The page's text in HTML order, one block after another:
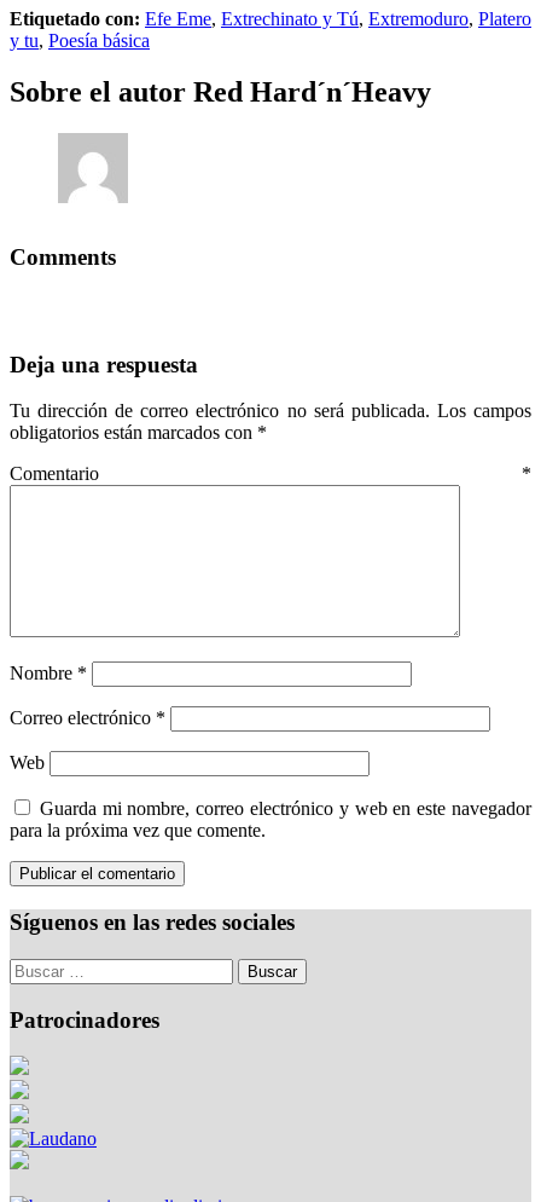
Etiquetado con: Efe Eme, Extrechinato y Tú, Extremoduro, Platero
y tu, Poesía básica
Sobre el autor Red Hard´n´Heavy
Comments
Deja una respuesta
Tu dirección de correo electrónico no será publicada. Los campos
obligatorios están marcados con *
Comentario *
Nombre *
Correo electrónico *
Web
Guarda mi nombre, correo electrónico y web en este navegador
para la próxima vez que comente.
Síguenos en las redes sociales
Patrocinadores